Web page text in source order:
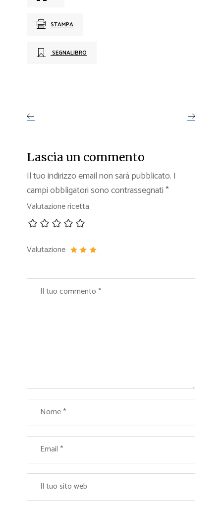
STAMPA
SEGNALIBRO
Lascia un commento
Il tuo indirizzo email non sarà pubblicato. I
campi obbligatori sono contrassegnati*
Valutazione ricetta
Valutazione